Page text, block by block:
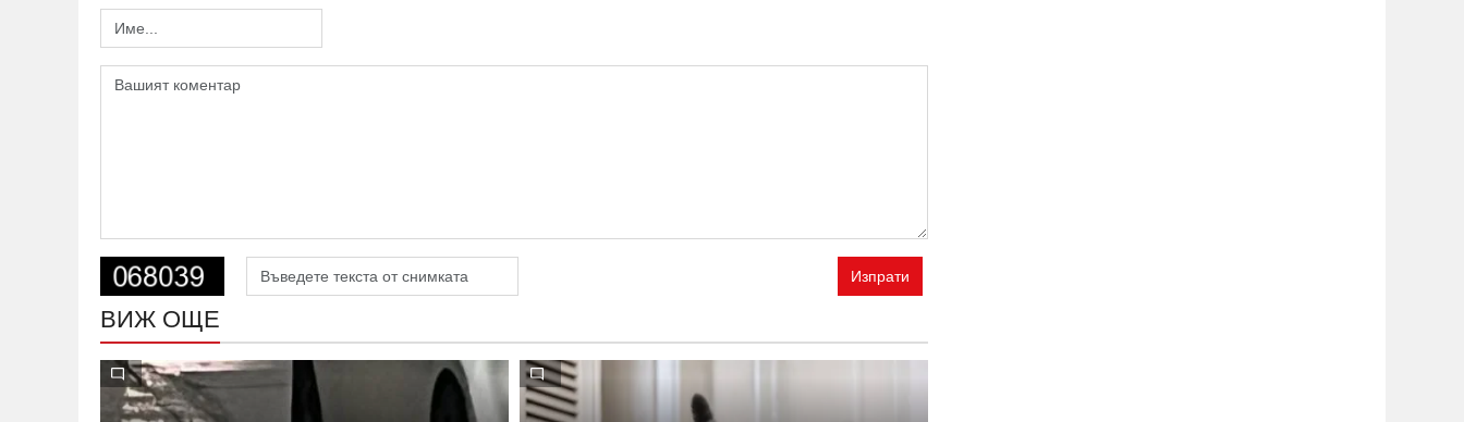
Изпрати
ВИЖ ОЩЕ